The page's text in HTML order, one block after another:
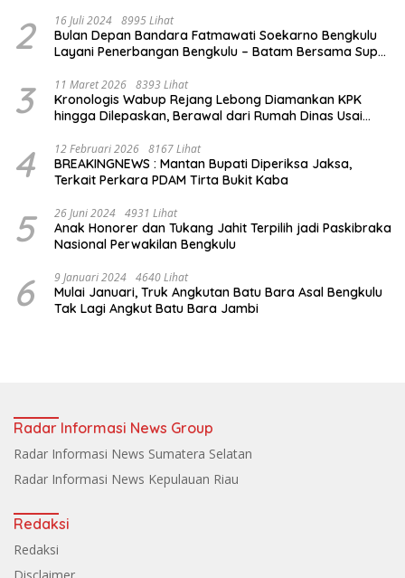
2 16 Juli 2024 8995 Lihat
Bulan Depan Bandara Fatmawati Soekarno Bengkulu
Layani Penerbangan Bengkulu – Batam Bersama Super
3 11 Maret 2026 8393 Lihat
Kronologis Wabup Rejang Lebong Diamankan KPK
hingga Dilepaskan, Berawal dari Rumah Dinas Usai
4 12 Februari 2026 8167 Lihat
BREAKINGNEWS : Mantan Bupati Diperiksa Jaksa,
Terkait Perkara PDAM Tirta Bukit Kaba
5 26 Juni 2024 4931 Lihat
Anak Honorer dan Tukang Jahit Terpilih jadi Paskibraka
Nasional Perwakilan Bengkulu
6 9 Januari 2024 4640 Lihat
Mulai Januari, Truk Angkutan Batu Bara Asal Bengkulu
Tak Lagi Angkut Batu Bara Jambi
Radar Informasi News Group
Radar Informasi News Sumatera Selatan
Radar Informasi News Kepulauan Riau
Redaksi
Redaksi